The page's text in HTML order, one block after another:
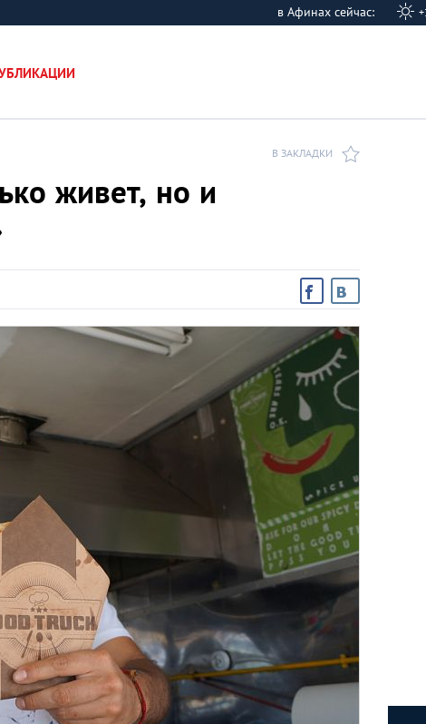
в Афинах сейчас:
В ЗАКЛАДКИ
живет, но и